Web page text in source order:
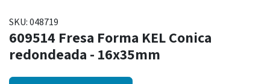
SKU: 048719
609514 Fresa Forma KEL Conica
redondeada - 16x35mm